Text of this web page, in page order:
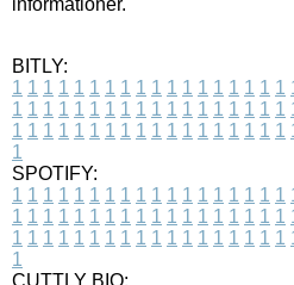
BITLY:
1 1 1 1 1 1 1 1 1 1 1 1 1 1 1 1 1 1
1 1 1 1 1 1 1 1 1 1 1 1 1 1 1 1 1 1
1 1 1 1 1 1 1 1 1 1 1 1 1 1 1 1 1 1
1
SPOTIFY:
1 1 1 1 1 1 1 1 1 1 1 1 1 1 1 1 1 1
1 1 1 1 1 1 1 1 1 1 1 1 1 1 1 1 1 1
1 1 1 1 1 1 1 1 1 1 1 1 1 1 1 1 1 1
1
CUTTLY BIO: